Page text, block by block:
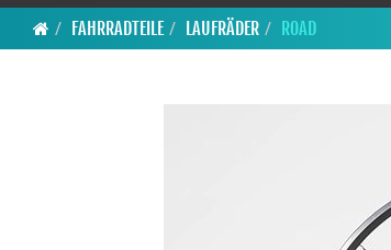
FAHRRADTEILE
LAUFRÄDER ROAD